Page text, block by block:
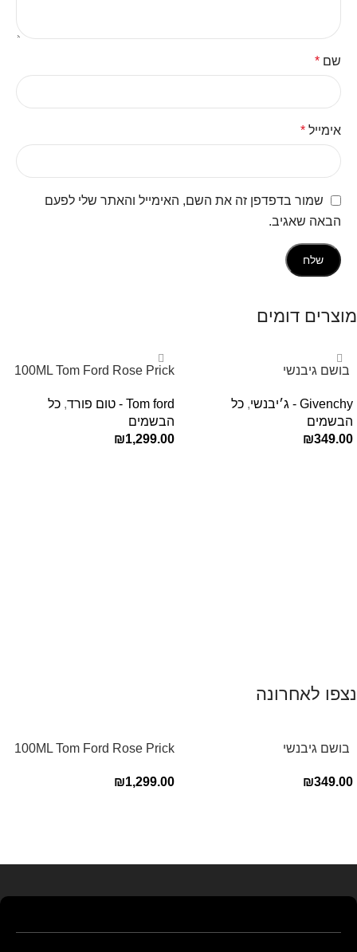
שם *
אימייל *
שמור בדפדפן זה את השם, האימייל והאתר שלי לפעם
הבאה שאגיב.
מוצרים דומים
‏ בושם גיבנשי
E.D.P 80ml ‏
Givenchy - ג׳יבנשי , כל
הבשמים
₪349.00
100ML Tom Ford Rose Prick
Tom ford - טום פורד
, כל
הבשמים
₪1,299.00
נצפו לאחרונה
‏ בושם גיבנשי
E.D.P 80ml ‏
₪349.00
100ML Tom Ford Rose Prick
₪1,299.00